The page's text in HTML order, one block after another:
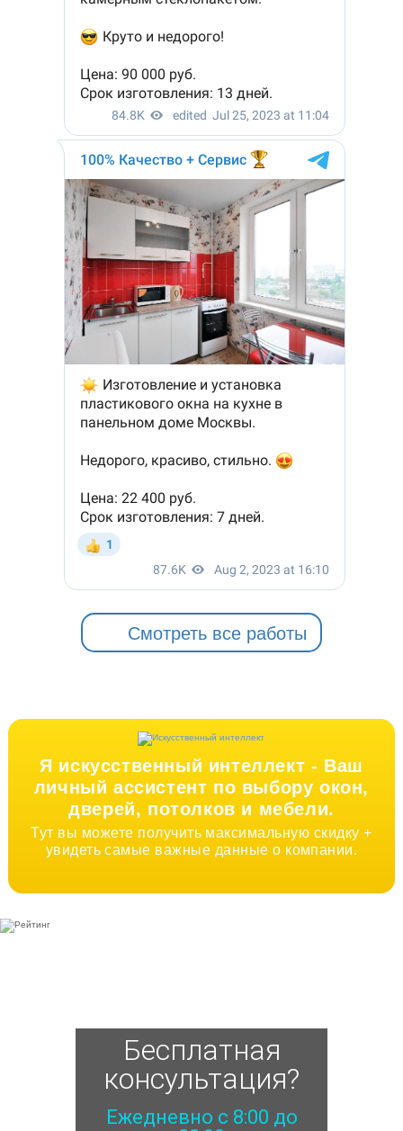
Смотреть все работы
Я искусственный интеллект - Ваш
личный ассистент по выбору окон,
дверей, потолков и мебели.
Тут вы можете получить максимальную скидку +
увидеть самые важные данные о компании.
Бесплатная
консультация?
Ежедневно с 8:00 до